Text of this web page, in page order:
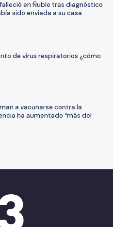
en Ñuble tras diagnóstico
sido enviada a su casa
de virus respiratorios ¿cómo
a vacunarse contra la
ha aumentado “más del